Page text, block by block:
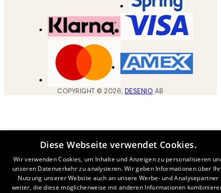
COPYRIGHT ©2026, DESENIO AB
Diese Webseite verwendet Cookies.
Wir verwenden Cookies, um Inhalte und Anzeigen zu personalisieren
unseren Datenverkehr zu analysieren. Wir geben Informationen über
Nutzung unserer Website auch an unsere Werbe- und Analysepartner
weiter, die diese möglicherweise mit anderen Informationen